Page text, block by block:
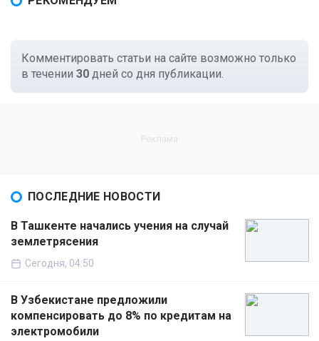
Комментировать статьи на сайте возможно только
в течении 30 дней со дня публикации.
ПОСЛЕДНИЕ НОВОСТИ
В Ташкенте начались учения на случай
землетрясения
Сегодня, 04:50
В Узбекистане предложили
компенсировать до 8% по кредитам на
электромобили